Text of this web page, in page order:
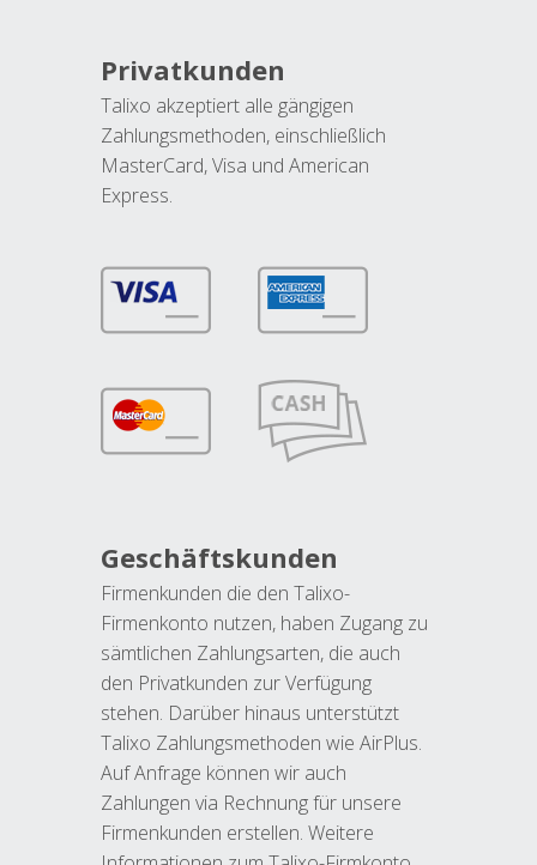
Privatkunden
Talixo akzeptiert alle gängigen
Zahlungsmethoden, einschließlich
MasterCard, Visa und American
Express.
Geschäftskunden
Firmenkunden die den Talixo-
Firmenkonto nutzen, haben Zugang zu
sämtlichen Zahlungsarten, die auch
den Privatkunden zur Verfügung
stehen. Darüber hinaus unterstützt
Talixo Zahlungsmethoden wie AirPlus.
Auf Anfrage können wir auch
Zahlungen via Rechnung für unsere
Firmenkunden erstellen. Weitere